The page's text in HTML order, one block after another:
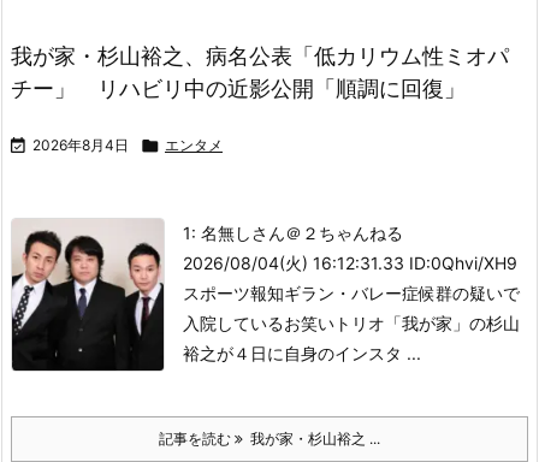
我が家・杉山裕之、病名公表「低カリウム性ミオパ
チー」 リハビリ中の近影公開「順調に回復」
 2026年8月4日  エンタメ
1: 名無しさん＠２ちゃんねる
2026/08/04(火) 16:12:31.33 ID:0Qhvi/XH9
スポーツ報知ギラン・バレー症候群の疑いで
入院しているお笑いトリオ「我が家」の杉山
裕之が４日に自身のインスタ ...
記事を読む 我が家・杉山裕之 ...